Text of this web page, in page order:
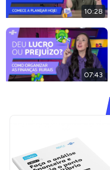
10:28
07:43